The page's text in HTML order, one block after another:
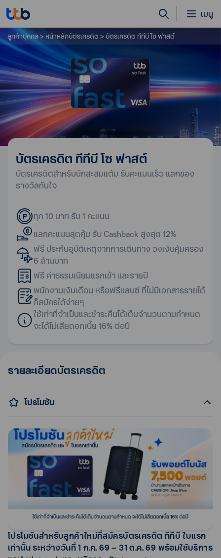
เมนู
ลูกค้าบุคคล หน้าหลักบัตรเครดิต บัตรเครดิต ทีทีบี โซ ฟาสต์
บัตรเครดิต ทีทีบี โซ ฟาสต์
บัตรเครดิตสำหรับนักสะสมแต้ม รับคะแนนเร็ว แลกของ
รางวัลทันใจ
ทุก 10 บาท รับ 1 คะแนน
แลกคะแนนสุดคุ้ม รับ Cashback สูงสุด 12%
ฟรี ประกันอุบัติเหตุจากการเดินทาง วงเงินคุ้มครอง
6 ล้านบาท
ฟรี ค่าธรรมเนียมแรกเข้า และรายปี
พนักงานเงินเดือน หรือฟรีแลนซ์ ที่ไม่มีเอกสารรายได้
ก็สมัครได้ง่ายๆ
ใช้เท่าที่จำเป็นและชำระคืนได้เต็มจำนวนตามกำหนด
จะได้ไม่เสียดอกเบี้ย 16% ต่อปี
รายละเอียดบัตรเครดิต
โปรโมชัน
โปรโมชันสำหรับลูกค้าใหม่ที่สมัครบัตรเครดิต ทีทีบี ใบแรก
เท่านั้น ระหว่างวันที่ 1 ก.ค. 69 – 31 ต.ค. 69 พร้อมใช้บริการ